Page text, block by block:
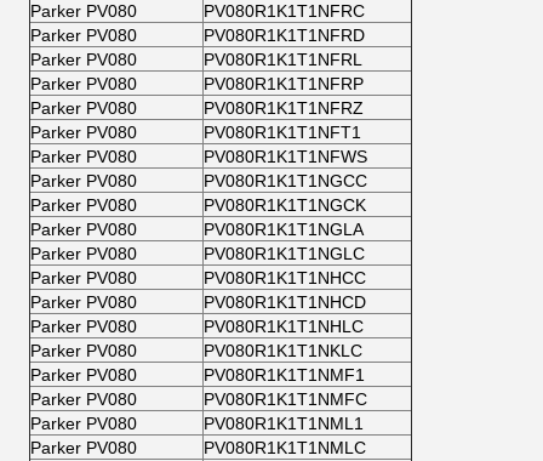
Parker PV080
PV080R1K1T1NFRC
Parker PV080
PV080R1K1T1NFRD
Parker PV080
PV080R1K1T1NFRL
Parker PV080
PV080R1K1T1NFRP
Parker PV080
PV080R1K1T1NFRZ
Parker PV080
PV080R1K1T1NFT1
Parker PV080
PV080R1K1T1NFWS
Parker PV080
PV080R1K1T1NGCC
Parker PV080
PV080R1K1T1NGCK
Parker PV080
PV080R1K1T1NGLA
Parker PV080
PV080R1K1T1NGLC
Parker PV080
PV080R1K1T1NHCC
Parker PV080
PV080R1K1T1NHCD
Parker PV080
PV080R1K1T1NHLC
Parker PV080
PV080R1K1T1NKLC
Parker PV080
PV080R1K1T1NMF1
Parker PV080
PV080R1K1T1NMFC
Parker PV080
PV080R1K1T1NML1
Parker PV080
PV080R1K1T1NMLC